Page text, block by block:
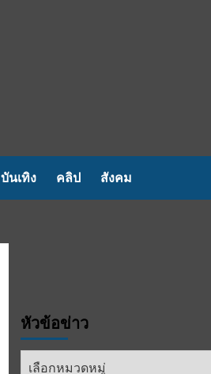
บันเทิง คลิป สังคม
หัวข้อข่าว
หัวข้อ